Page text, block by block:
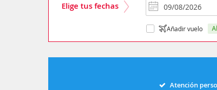
Elige tus fechas
Añadir vuelo
Atención